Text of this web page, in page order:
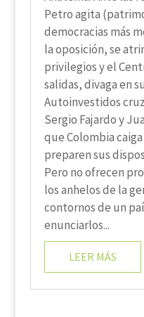
Petro agita
democracias más
la oposición, se
privilegios y el
salidas, divaga en
Autoinvestidos
Sergio Fajardo y
que Colombia
preparen sus
Pero no ofrecen
los anhelos de la
contornos de un
enunciarlos...
LEER MÁS